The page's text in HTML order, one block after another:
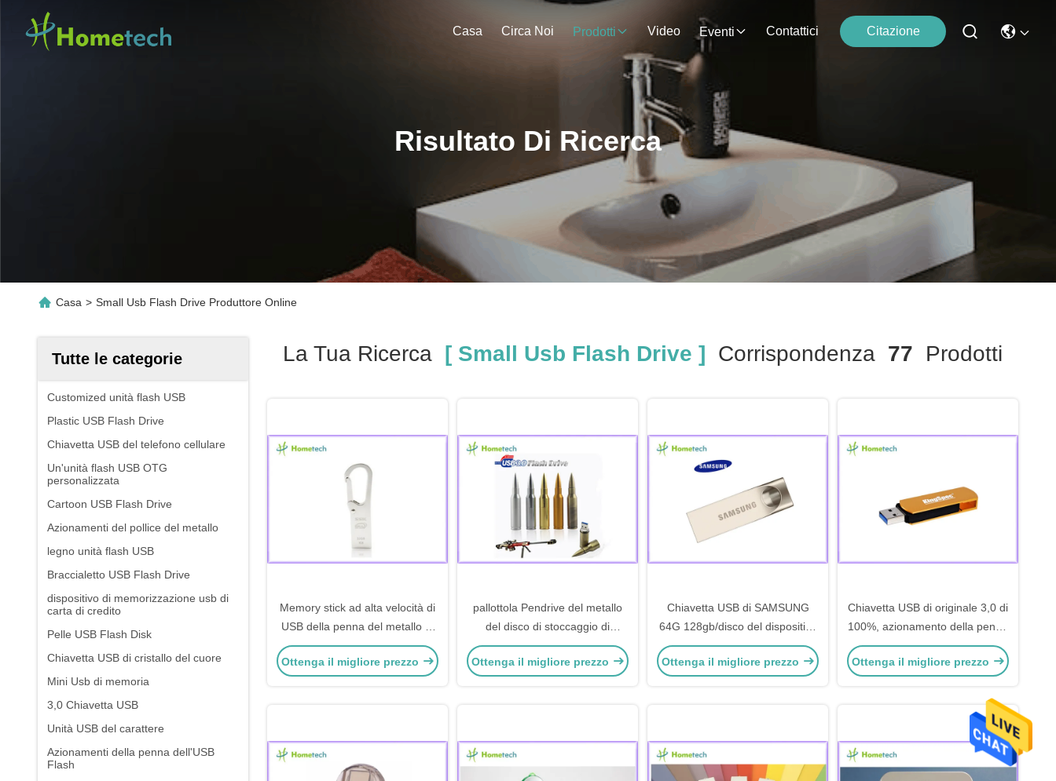
Casa Circa Noi Prodotti Video Eventi Contattici Citazione
Risultato Di Ricerca
Casa > Small Usb Flash Drive Produttore Online
Tutte le categorie
Customized unità flash USB
Plastic USB Flash Drive
Chiavetta USB del telefono cellulare
Un'unità flash USB OTG
personalizzata
Cartoon USB Flash Drive
Azionamenti del pollice del metallo
legno unità flash USB
Braccialetto USB Flash Drive
dispositivo di memorizzazione usb di
carta di credito
Pelle USB Flash Disk
Chiavetta USB di cristallo del cuore
Mini Usb di memoria
3,0 Chiavetta USB
Unità USB del carattere
Azionamenti della penna dell'USB
Flash
La Tua Ricerca [ Small Usb Flash Drive ] Corrispondenza 77 Prodotti
Memory stick ad alta velocità di
USB della penna del metallo di
chiavetta USB impermeabile
dell'azionamento 3,0
Ottenga il migliore prezzo
pallottola Pendrive del metallo
del disco di stoccaggio di
chiavetta USB di 8gb 16GB
32gb 64gb 128gb 3,0
Ottenga il migliore prezzo
Chiavetta USB di SAMSUNG
64G 128gb/disco del dispositivo
di archiviazione U con i materiali
della lega di alluminio
Ottenga il migliore prezzo
Chiavetta USB di originale 3,0 di
100%, azionamento della penna
di 64GB USB per il computer
portatile della compressa
Ottenga il migliore prezzo